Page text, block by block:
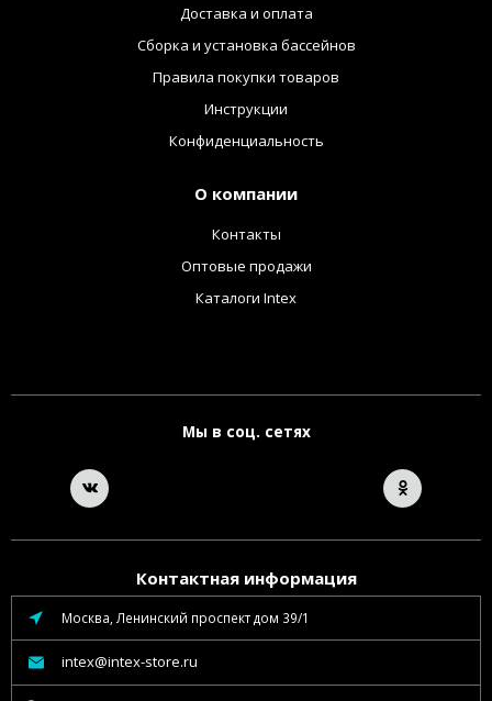
Доставка и оплата
Сборка и установка бассейнов
Правила покупки товаров
Инструкции
Конфиденциальность
О компании
Контакты
Оптовые продажи
Каталоги Intex
Мы в соц. сетях
Контактная информация
Москва, Ленинский проспект дом 39/1
intex@intex-store.ru